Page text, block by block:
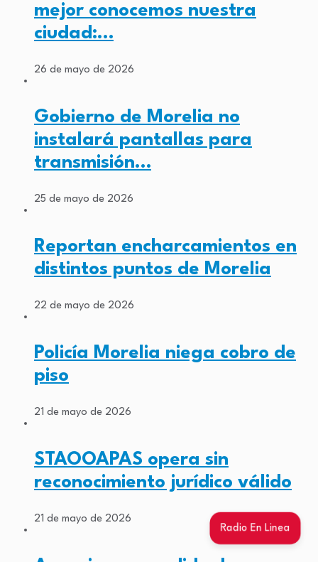
Radio En Linea
mejor conocemos nuestra
ciudad:…
26 de mayo de 2026
Gobierno de Morelia no
instalará pantallas para
transmisión…
25 de mayo de 2026
Reportan encharcamientos en
distintos puntos de Morelia
22 de mayo de 2026
Policía Morelia niega cobro de
piso
21 de mayo de 2026
STAOOAPAS opera sin
reconocimiento jurídico válido
21 de mayo de 2026